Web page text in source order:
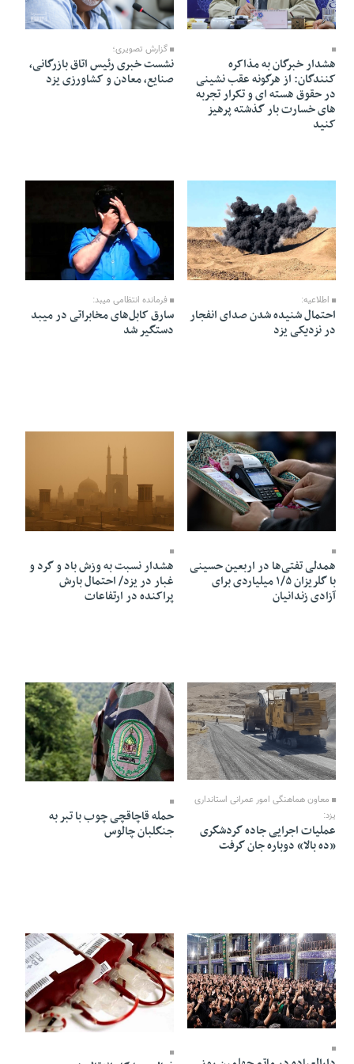
14 Mordad 1405 - 21:56
هشدار خبرگان به مذاکره
کنندگان: از هرگونه عقب نشینی
در حقوق هسته ای و تکرار تجربه
های خسارت بار گذشته پرهیز
کنید
14 Mordad 1405 - 21:48
گزارش تصویری؛
نشست خبری رئیس اتاق بازرگانی،
صنایع، معادن و کشاورزی یزد
14 Mordad 1405 - 11:28
اطلاعیه:
احتمال شنیده شدن صدای انفجار
در نزدیکی یزد
13 Mordad 1405 - 14:35
فرمانده انتظامی میبد:
سارق کابل‌های مخابراتی در میبد
دستگیر شد
همدلی تفتی‌ها در اربعین حسینی
با گلریزان ۱/۵ میلیاردی برای
آزادی زندانیان
13 Mordad 1405 - 14:28
هشدار نسبت به وزش باد و گرد و
غبار در یزد/ احتمال بارش
پراکنده در ارتفاعات
13 Mordad 1405 - 11:31
معاون هماهنگی امور عمرانی استانداری
یزد:
عملیات اجرایی جاده گردشگری
«ده بالا‌» دوباره جان گرفت
13 Mordad 1405 - 11:24
حمله قاچاقچی چوب با تبر به
جنگلبان چالوس
13 Mordad 1405 - 11:21